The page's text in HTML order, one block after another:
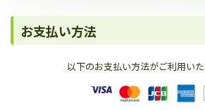
お支払い方法
以下のお支払い方法がご利用いた